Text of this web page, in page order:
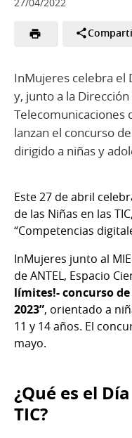
InMujeres celebra el
y, junto a la
Telecomunicaciones
lanzan el concurso
dirigido a niñas y
Este 27 de abril
de las Niñas en las
“Competencias
InMujeres junto al
de ANTEL, Espacio
límites!- concurso
2023”, orientado a
11 y 14 años. El
mayo.
¿Qué es el
TIC?